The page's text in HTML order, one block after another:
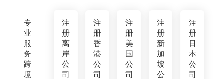
专
业
服
务
跨
境
注
册
离
岸
公
司
注
册
香
港
公
司
注
册
美
国
公
司
注
册
新
加
坡
公
注
册
日
本
公
司